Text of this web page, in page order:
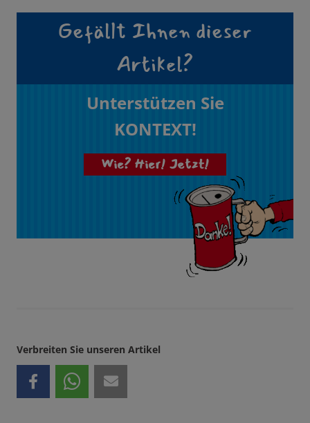
Gefällt Ihnen dieser
Artikel?
Unterstützen Sie
KONTEXT!
Wie? Hier! Jetzt!
Verbreiten Sie unseren Artikel